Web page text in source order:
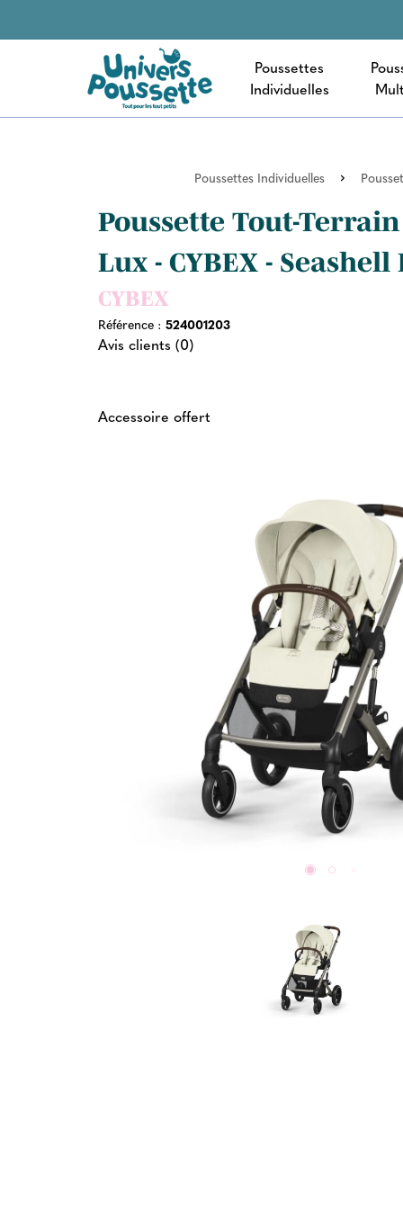
Poussettes
Individuelles
Poussettes Individuelles
Poussette Tout-
Lux - CYBEX - Seashell
CYBEX
Référence : 524001203
Avis clients (0)
Accessoire offert
En stock - Expédition
24H
Noir
En stock -
24H
Beige